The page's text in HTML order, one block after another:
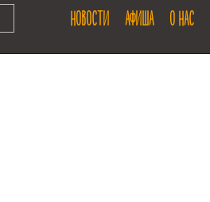
НОВОСТИ АФИША О НАС